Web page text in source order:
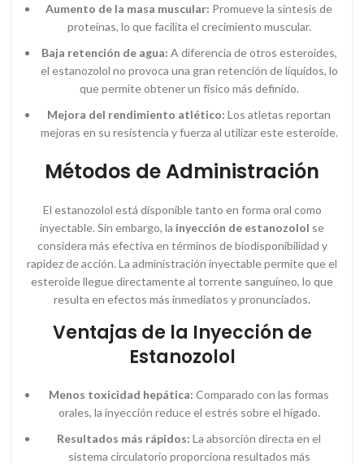
Aumento de la masa muscular: Promueve la síntesis de
proteínas, lo que facilita el crecimiento muscular.
Baja retención de agua: A diferencia de otros esteroides,
el estanozolol no provoca una gran retención de líquidos, lo
que permite obtener un físico más definido.
Mejora del rendimiento atlético: Los atletas reportan
mejoras en su resistencia y fuerza al utilizar este esteroide.
Métodos de Administración
El estanozolol está disponible tanto en forma oral como
inyectable. Sin embargo, la inyección de estanozolol se
considera más efectiva en términos de biodisponibilidad y
rapidez de acción. La administración inyectable permite que el
esteroide llegue directamente al torrente sanguíneo, lo que
resulta en efectos más inmediatos y pronunciados.
Ventajas de la Inyección de
Estanozolol
Menos toxicidad hepática: Comparado con las formas
orales, la inyección reduce el estrés sobre el hígado.
Resultados más rápidos: La absorción directa en el
sistema circulatorio proporciona resultados más